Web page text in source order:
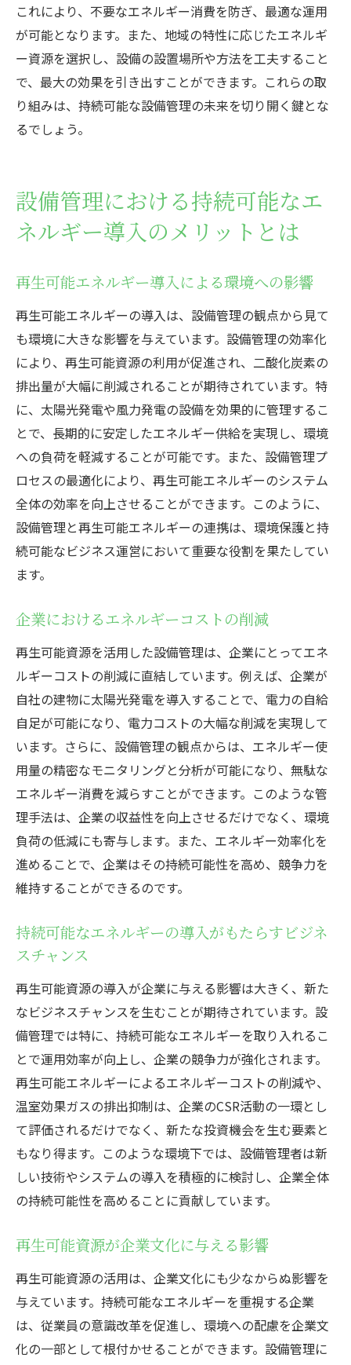
これにより、不要なエネルギー消費を防ぎ、最適な運用
が可能となります。また、地域の特性に応じたエネルギ
ー資源を選択し、設備の設置場所や方法を工夫すること
で、最大の効果を引き出すことができます。これらの取
り組みは、持続可能な設備管理の未来を切り開く鍵とな
るでしょう。
設備管理における持続可能なエ
ネルギー導入のメリットとは
再生可能エネルギー導入による環境への影響
再生可能エネルギーの導入は、設備管理の観点から見て
も環境に大きな影響を与えています。設備管理の効率化
により、再生可能資源の利用が促進され、二酸化炭素の
排出量が大幅に削減されることが期待されています。特
に、太陽光発電や風力発電の設備を効果的に管理するこ
とで、長期的に安定したエネルギー供給を実現し、環境
への負荷を軽減することが可能です。また、設備管理プ
ロセスの最適化により、再生可能エネルギーのシステム
全体の効率を向上させることができます。このように、
設備管理と再生可能エネルギーの連携は、環境保護と持
続可能なビジネス運営において重要な役割を果たしてい
ます。
企業におけるエネルギーコストの削減
再生可能資源を活用した設備管理は、企業にとってエネ
ルギーコストの削減に直結しています。例えば、企業が
自社の建物に太陽光発電を導入することで、電力の自給
自足が可能になり、電力コストの大幅な削減を実現して
います。さらに、設備管理の観点からは、エネルギー使
用量の精密なモニタリングと分析が可能になり、無駄な
エネルギー消費を減らすことができます。このような管
理手法は、企業の収益性を向上させるだけでなく、環境
負荷の低減にも寄与します。また、エネルギー効率化を
進めることで、企業はその持続可能性を高め、競争力を
維持することができるのです。
持続可能なエネルギーの導入がもたらすビジネ
スチャンス
再生可能資源の導入が企業に与える影響は大きく、新た
なビジネスチャンスを生むことが期待されています。設
備管理では特に、持続可能なエネルギーを取り入れるこ
とで運用効率が向上し、企業の競争力が強化されます。
再生可能エネルギーによるエネルギーコストの削減や、
温室効果ガスの排出抑制は、企業のCSR活動の一環とし
て評価されるだけでなく、新たな投資機会を生む要素と
もなり得ます。このような環境下では、設備管理者は新
しい技術やシステムの導入を積極的に検討し、企業全体
の持続可能性を高めることに貢献しています。
再生可能資源が企業文化に与える影響
再生可能資源の活用は、企業文化にも少なからぬ影響を
与えています。持続可能なエネルギーを重視する企業
は、従業員の意識改革を促進し、環境への配慮を企業文
化の一部として根付かせることができます。設備管理に